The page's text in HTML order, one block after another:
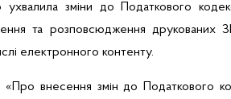
зміни до Податкового
та розповсюдження друкованих
електронного контенту.
внесення змін до Податкового